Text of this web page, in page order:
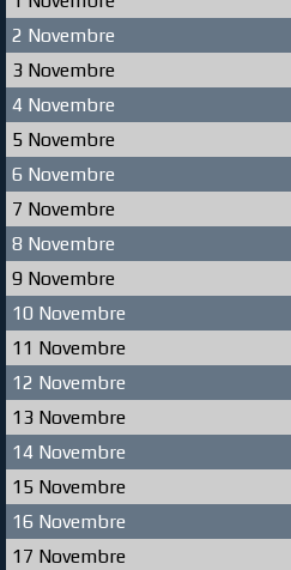
2 Novembre
3 Novembre
4 Novembre
5 Novembre
6 Novembre
7 Novembre
8 Novembre
9 Novembre
10 Novembre
11 Novembre
12 Novembre
13 Novembre
14 Novembre
15 Novembre
16 Novembre
17 Novembre